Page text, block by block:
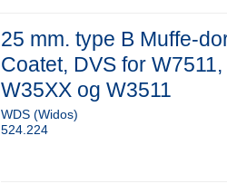
25 mm. type B Muffe-
Coatet, DVS for W7511,
W35XX og W3511
WDS (Widos)
524.224